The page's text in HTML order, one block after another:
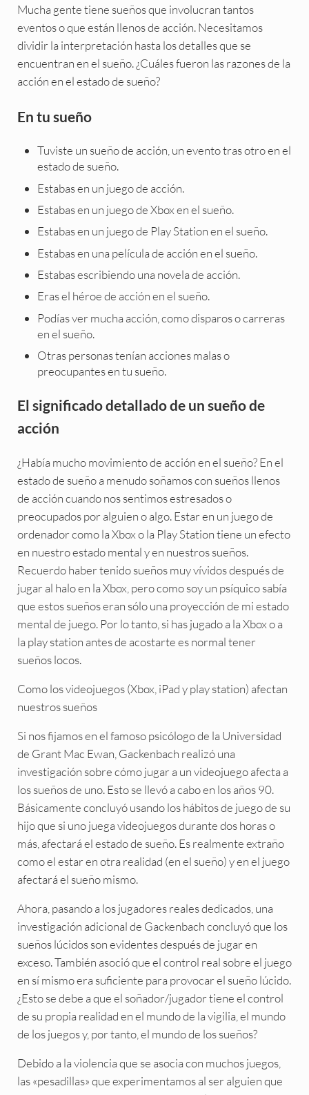
Mucha gente tiene sueños que involucran tantos
eventos o que están llenos de acción. Necesitamos
dividir la interpretación hasta los detalles que se
encuentran en el sueño. ¿Cuáles fueron las razones de la
acción en el estado de sueño?
En tu sueño
Tuviste un sueño de acción, un evento tras otro en el
estado de sueño.
Estabas en un juego de acción.
Estabas en un juego de Xbox en el sueño.
Estabas en un juego de Play Station en el sueño.
Estabas en una película de acción en el sueño.
Estabas escribiendo una novela de acción.
Eras el héroe de acción en el sueño.
Podías ver mucha acción, como disparos o carreras
en el sueño.
Otras personas tenían acciones malas o
preocupantes en tu sueño.
El significado detallado de un sueño de
acción
¿Había mucho movimiento de acción en el sueño? En el
estado de sueño a menudo soñamos con sueños llenos
de acción cuando nos sentimos estresados o
preocupados por alguien o algo. Estar en un juego de
ordenador como la Xbox o la Play Station tiene un efecto
en nuestro estado mental y en nuestros sueños.
Recuerdo haber tenido sueños muy vívidos después de
jugar al halo en la Xbox, pero como soy un psíquico sabía
que estos sueños eran sólo una proyección de mi estado
mental de juego. Por lo tanto, si has jugado a la Xbox o a
la play station antes de acostarte es normal tener
sueños locos.
Como los videojuegos (Xbox, iPad y play station) afectan
nuestros sueños
Si nos fijamos en el famoso psicólogo de la Universidad
de Grant Mac Ewan, Gackenbach realizó una
investigación sobre cómo jugar a un videojuego afecta a
los sueños de uno. Esto se llevó a cabo en los años 90.
Básicamente concluyó usando los hábitos de juego de su
hijo que si uno juega videojuegos durante dos horas o
más, afectará el estado de sueño. Es realmente extraño
como el estar en otra realidad (en el sueño) y en el juego
afectará el sueño mismo.
Ahora, pasando a los jugadores reales dedicados, una
investigación adicional de Gackenbach concluyó que los
sueños lúcidos son evidentes después de jugar en
exceso. También asoció que el control real sobre el juego
en sí mismo era suficiente para provocar el sueño lúcido.
¿Esto se debe a que el soñador/jugador tiene el control
de su propia realidad en el mundo de la vigilia, el mundo
de los juegos y, por tanto, el mundo de los sueños?
Debido a la violencia que se asocia con muchos juegos,
las «pesadillas» que experimentamos al ser alguien que